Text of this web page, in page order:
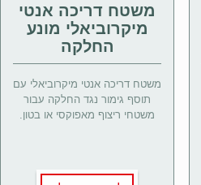
משטח דריכה אנטי
מיקרוביאלי מונע
החלקה
משטח דריכה אנטי מיקרוביאלי עם
תוסף גימור נגד החלקה עבור
משטחי ריצוף מאפוקסי או בטון.